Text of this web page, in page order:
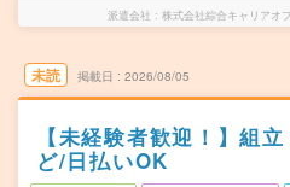
派遣会社 株式会社綜合キャリアオ
未読 掲載日 2026/08/05
【未経験者歓迎！】組
ど/日払いOK